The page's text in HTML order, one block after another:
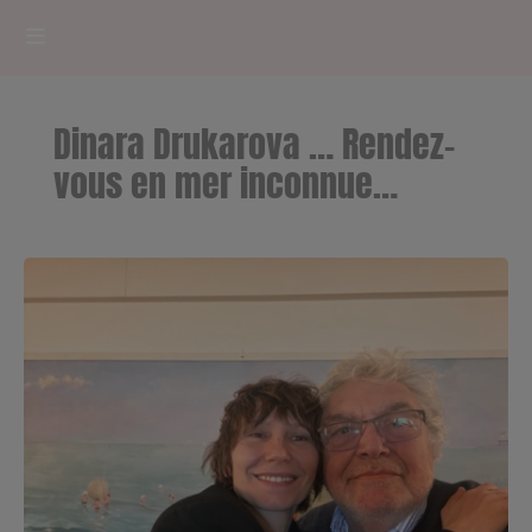
RADIOPLAYER
PODCASTS
Contact
Dinara Drukarova … Rendez-
vous en mer inconnue…